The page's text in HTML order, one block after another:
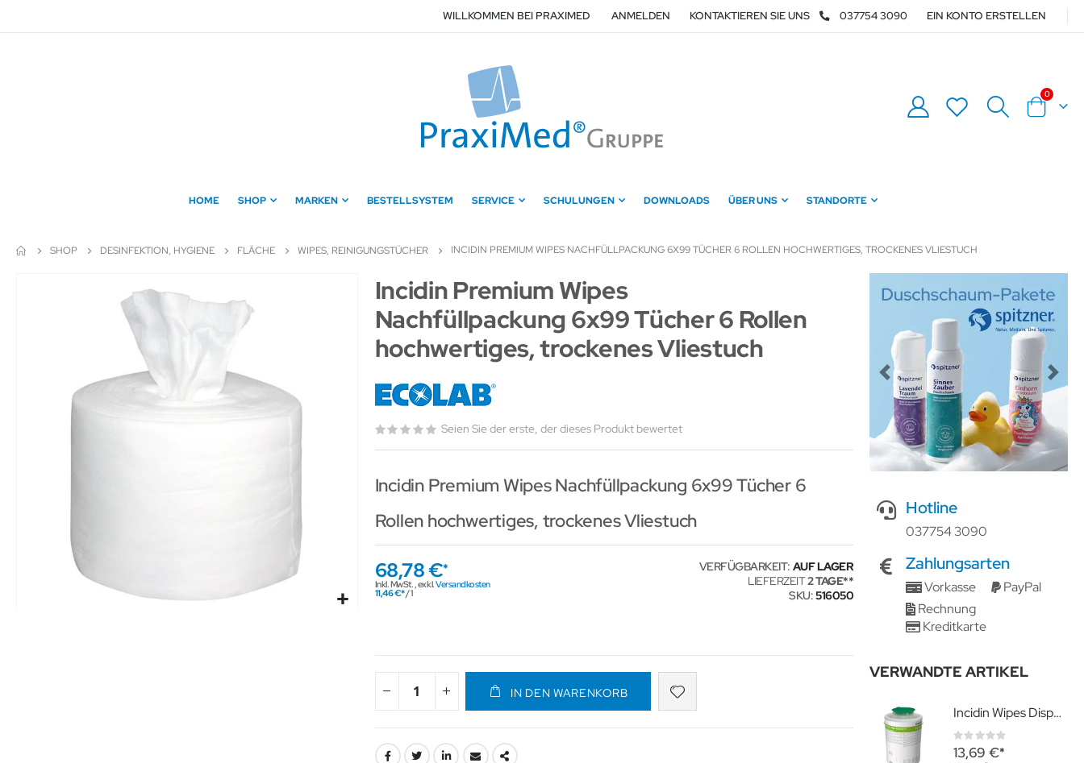
zum
WILLKOMMEN BEI PRAXIMED ANMELDEN KONTAKTIEREN SIE UNS 037754 3090 EIN KONTO ERSTELLEN
Warenkorb
0Artikel
HOME SHOP MARKEN BESTELLSYSTEM SERVICE SCHULUNGEN DOWNLOADS ÜBER UNS STANDORTE
SHOP DESINFEKTION, HYGIENE FLÄCHE WIPES, REINIGUNGSTÜCHER INCIDIN PREMIUM WIPES NACHFÜLLPACKUNG 6X99 TÜCHER 6 ROLLEN HOCHWERTIGES, TROCKENES VLIESTUCH
Zum
Anfang
Bildergalerie
springen
Incidin Premium Wipes
Nachfüllpackung 6x99 Tücher 6 Rollen
hochwertiges, trockenes Vliestuch
Seien Sie der erste, der dieses Produkt bewertet
Incidin Premium Wipes Nachfüllpackung 6x99 Tücher 6
Rollen hochwertiges, trockenes Vliestuch
68,78 €
Inkl. MwSt.,exkl.Versandkosten
11,46 € / 1
VERFÜGBARKEIT: AUF LAGER
LIEFERZEIT2 TAGE
SKU 516050
IN DEN WARENKORB
Previous Next
Hotline
037754 3090
Zahlungsarten
Vorkasse
PayPal
Rechnung
Kreditkarte
VERWANDTE ARTIKEL
Incidin Wipes Dispenser N
Rating:
0%
13,69 €